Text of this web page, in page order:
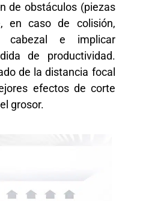
de obstáculos (piezas
en caso de colisión,
cabezal e implicar
de productividad.
de la distancia focal
efectos de corte
grosor.